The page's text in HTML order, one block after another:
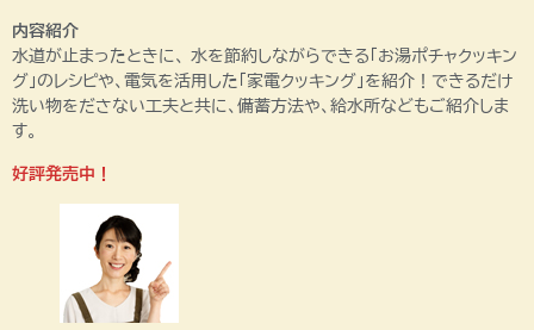
内容紹介
水道が止まったときに、 水を節約しながらできる「お湯ポチャクッキン
グ」のレシピや、電気を活用した「家電クッキング」を紹介！できるだけ
洗い物をださない工夫と共に、備蓄方法や、給水所などもご紹介しま
す。
好評発売中！